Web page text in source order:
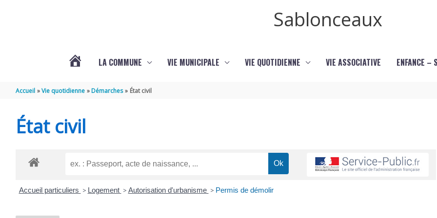
Sablonceaux
LA COMMUNE VIE MUNICIPALE VIE QUOTIDIENNE VIE ASSOCIATIVE ENFANCE –
Accueil Vie quotidienne Démarches État civil
État civil
Accueil particuliers > Logement > Autorisation d'urbanisme > Permis de démolir